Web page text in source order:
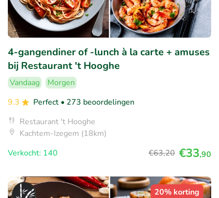
4-gangendiner of -lunch à la carte + amuses
bij Restaurant 't Hooghe
Vandaag
Morgen
9.3
Perfect • 273 beoordelingen
Restaurant 't Hooghe
Kachtem-Izegem (18km)
Verkocht: 140
€63,20 €33,90
20% korting